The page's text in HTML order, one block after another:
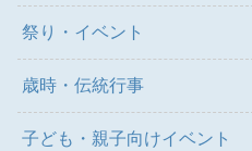
祭り・イベント
歳時・伝統行事
子ども・親子向けイベント